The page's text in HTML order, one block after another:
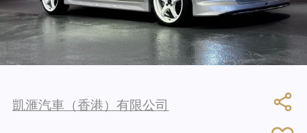
凱滙汽車（香港）有限公司